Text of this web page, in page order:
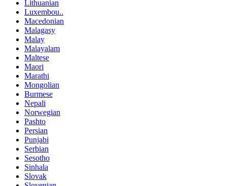
Lithuanian
Luxembou..
Macedonian
Malagasy
Malay
Malayalam
Maltese
Maori
Marathi
Mongolian
Burmese
Nepali
Norwegian
Pashto
Persian
Punjabi
Serbian
Sesotho
Sinhala
Slovak